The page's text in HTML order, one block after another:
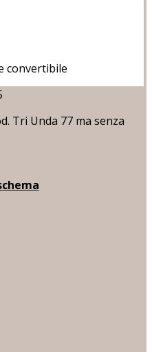
convertibile
Tri Unda 77 ma senza